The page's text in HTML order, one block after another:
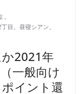
、
目 、 昼寝シアン、
か2021年
一般向け
イント還